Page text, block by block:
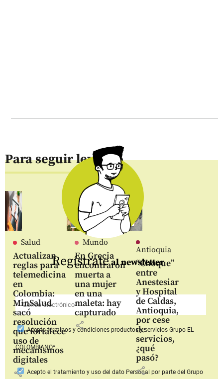
Para seguir leyendo
Salud
Actualizan
reglas para
telemedicina
en
Colombia:
MinSalud
sacó
resolución
que fortalece
uso de
mecanismos
digitales
share
Mundo
En Grecia
encontraron
muerta a
una mujer
en una
maleta: hay
capturado
share
Antioquia
“Choque”
entre
Anestesiar
y Hospital
de Caldas,
Antioquia,
por cese
de
servicios,
¿qué
pasó?
share
Regístrateal newsletter
Aceptotérminos y condiciones productos y serviciosGrupo EL
COLOMBIANO*
Acepto el tratamiento y uso del dato Personal por parte del Grupo